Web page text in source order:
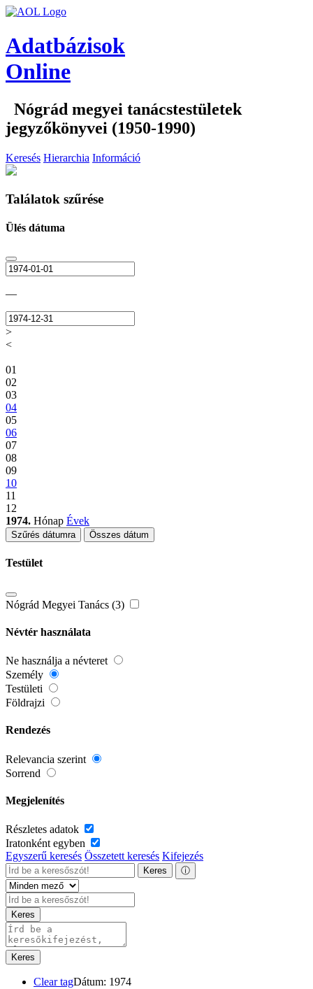
Adatbázisok
Online
Nógrád megyei tanácstestületek
jegyzőkönyvei (1950-1990)
Keresés Hierarchia Információ
Találatok szűrése
Ülés dátuma
—
>
<
01
02
03
04
05
06
07
08
09
10
11
12
1974. Hónap Évek
Szűrés dátumra Összes dátum
Testület
Nógrád Megyei Tanács (3)
Névtér használata
Ne használja a névteret
Személy
Testületi
Földrajzi
Rendezés
Relevancia szerint
Sorrend
Megjelenítés
Részletes adatok
Iratonként egyben
Egyszerű keresés Összetett keresés Kifejezés
Keres ⓘ
Keres
Keres
Clear tagDátum: 1974